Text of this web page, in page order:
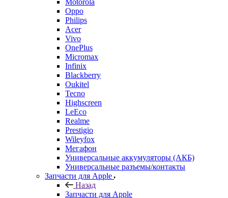
Motorola
Oppo
Philips
Acer
Vivo
OnePlus
Micromax
Infinix
Blackberry
Oukitel
Tecno
Highscreen
LeEco
Realme
Prestigio
Wileyfox
Мегафон
Универсальные аккумуляторы (АКБ)
Универсальные разъемы/контакты
Запчасти для Apple
Назад
Запчасти для Apple